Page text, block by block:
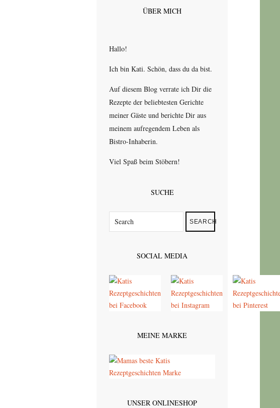
ÜBER MICH
Hallo!
Ich bin Kati. Schön, dass du da bist.
Auf diesem Blog verrate ich Dir die
Rezepte der beliebtesten Gerichte
meiner Gäste und berichte Dir aus
meinem aufregendem Leben als
Bistro-Inhaberin.
Viel Spaß beim Stöbern!
SUCHE
SEARCH
SOCIAL MEDIA
MEINE MARKE
UNSER ONLINESHOP